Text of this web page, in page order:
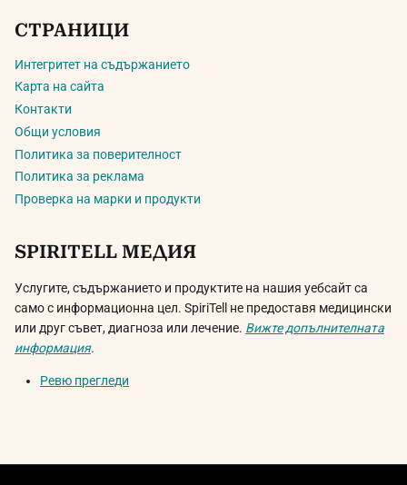
СТРАНИЦИ
Интегритет на съдържанието
Карта на сайта
Контакти
Общи условия
Политика за поверителност
Политика за реклама
Проверка на марки и продукти
SPIRITELL МЕДИЯ
Услугите, съдържанието и продуктите на нашия уебсайт са
само с информационна цел. SpiriTell не предоставя медицински
или друг съвет, диагноза или лечение. Вижте допълнителната
информация.
Ревю прегледи